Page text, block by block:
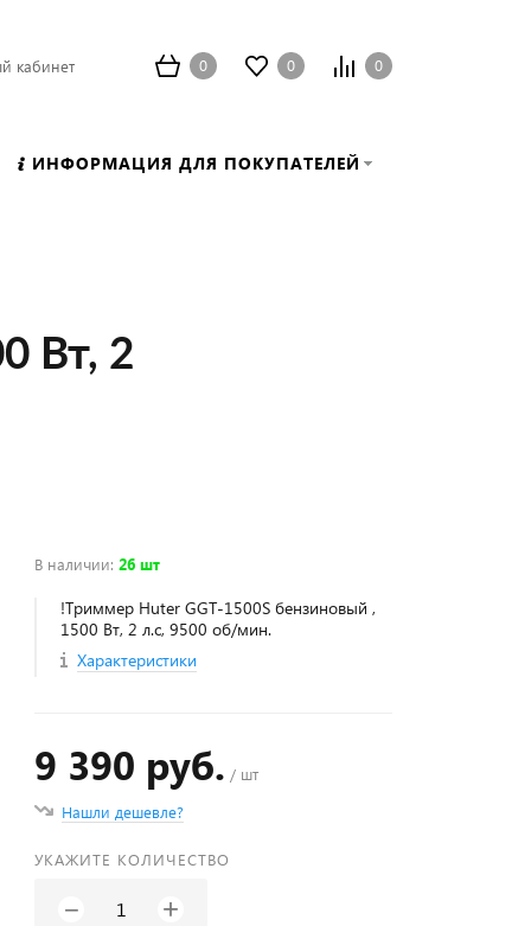
кабинет 0 0 0
ИНФОРМАЦИЯ ДЛЯ ПОКУПАТЕЛЕЙ
Вт, 2
В наличии:26 шт
!Триммер Huter GGT-1500S бензиновый ,
1500 Вт, 2 л.с, 9500 об/мин.
Характеристики
9 390 руб. / шт
Нашли дешевле?
УКАЖИТЕ КОЛИЧЕСТВО
− +